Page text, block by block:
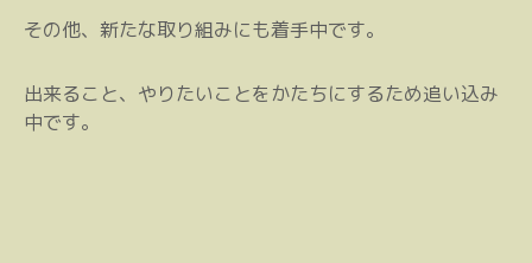
その他、新たな取り組みにも着手中です。
出来ること、やりたいことをかたちにするため追い込み
中です。